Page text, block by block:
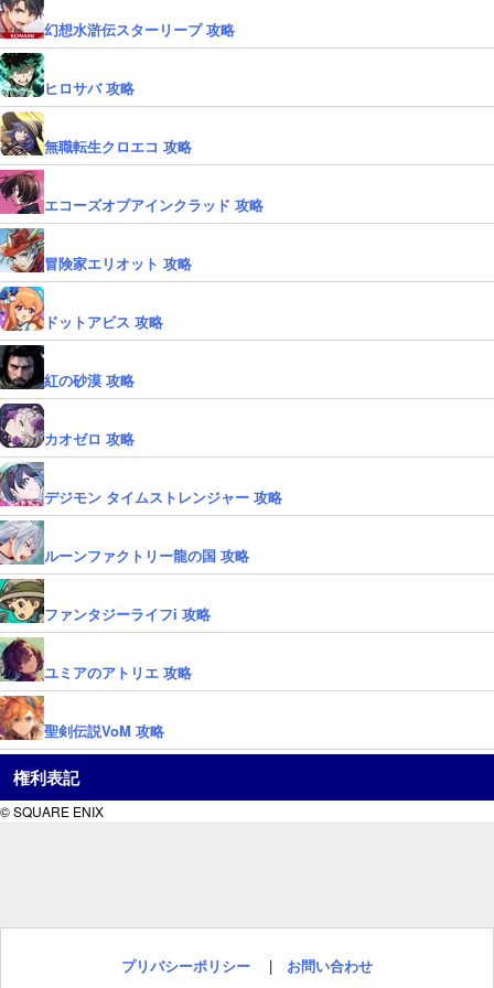
幻想水滸伝スターリープ 攻略
ヒロサバ 攻略
無職転生クロエコ 攻略
エコーズオブアインクラッド 攻略
冒険家エリオット 攻略
ドットアビス 攻略
紅の砂漠 攻略
カオゼロ 攻略
デジモン タイムストレンジャー 攻略
ルーンファクトリー龍の国 攻略
ファンタジーライフi 攻略
ユミアのアトリエ 攻略
聖剣伝説VoM 攻略
権利表記
© SQUARE ENIX
プリバシーポリシー | お問い合わせ